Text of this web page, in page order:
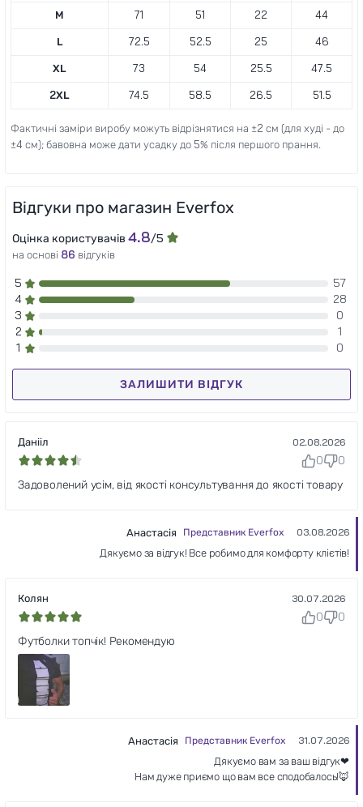
M 71 51 22 44
L 72.5 52.5 25 46
XL 73 54 25.5 47.5
2XL 74.5 58.5 26.5 51.5
Фактичні заміри виробу можуть відрізнятися на ±2 см (для худі - до
±4 см); бавовна може дати усадку до 5% після першого прання.
Відгуки про магазин Everfox
Оцінка користувачів 4.8/5
на основі 86 відгуків
5
57
4
28
3
0
2
1
1
0
ЗАЛИШИТИ ВІДГУК
Данііл 02.08.2026
0
0
Задоволений усім, від якості консультування до якості товару
Анастасія Представник Everfox 03.08.2026
Дякуємо за відгук! Все робимо для комфорту клієтів!
Колян 30.07.2026
0
0
Футболки топчік! Рекомендую
Анастасія Представник Everfox 31.07.2026
Дякуємо вам за ваш відгук❤
Нам дуже приємо що вам все сподобалось!🦊